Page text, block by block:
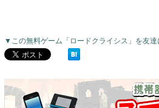
▼この無料ゲーム「ロードクライシス」を友